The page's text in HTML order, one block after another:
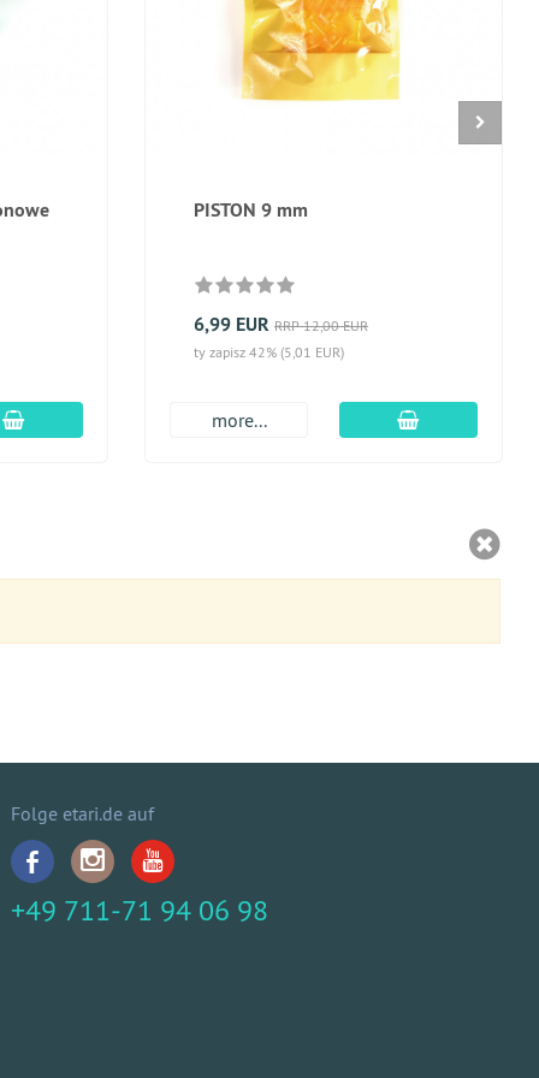
dodaj do koszyka
PISTON 9 mm
6,99 EUR RRP 12,00 EUR
ty zapisz 42% (5,01 EUR)
more... dodaj do
Folge etari.de auf
+49 711-71 94 06 98